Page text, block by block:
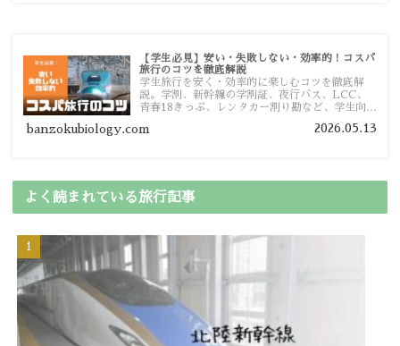
【学生必見】安い・失敗しない・効率的！コスパ
旅行のコツを徹底解説
学生旅行を安く・効率的に楽しむコツを徹底解
説。学割、新幹線の学割証、夜行バス、LCC、
青春18きっぷ、レンタカー割り勘など、学生向け
banzokubiology.com 2026.05.13
よく読まれている旅行記事